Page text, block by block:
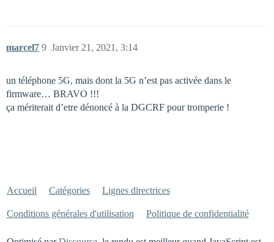
marcel7 Janvier 21, 2021, 3:14
9
un téléphone 5G, mais dont la 5G n’est pas activée dans le
firmware… BRAVO !!!
ça mériterait d’etre dénoncé à la DGCRF pour tromperie !
Accueil Catégories Lignes directrices
Conditions générales d'utilisation Politique de confidentialité